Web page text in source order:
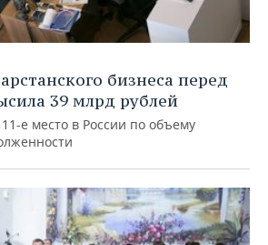
бизнеса перед
39 млрд рублей
е место в России по объему